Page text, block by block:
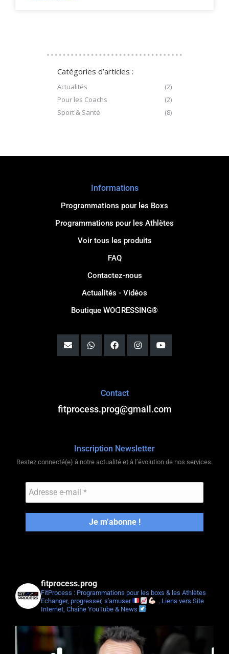
Catégories d’articles :
Actualités
(2)
Pour les Coachs
(2)
Sport & Santé
(8)
Informations
Programmations pour les Boxs
Programmations pour les Athlètes
Voir tous les produits
FAQ
Contactez-nous
Actualités - Vidéos
Boutique WOꓷRESSING®
Contact
fitprocess.prog@gmail.com
Inscription Newsletter
Restez connecté(e) à notre actualité et à l’évolution de nos services.
fitprocess.prog
FitProcess : Programmations pour les boxs & les Athlètes
Echanger, progresser, s'amuser
. Liens vers Site
Internet, Chaîne YouTube & News